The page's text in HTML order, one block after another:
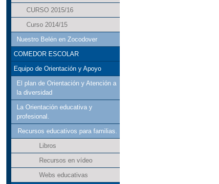
CURSO 2015/16
Curso 2014/15
Nuestro Belén en Zocodover
COMEDOR ESCOLAR
Equipo de Orientación y Apoyo
El plan de Orientación y Atención a
la diversidad
La Orientación educativa y
profesional.
Recursos educativos para familias.
Libros
Recursos en vídeo
Webs educativas